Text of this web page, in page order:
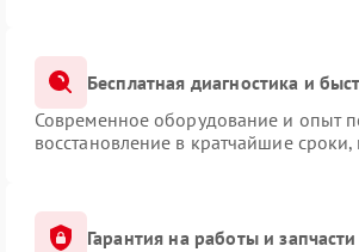
Бесплатная диагностика и
Современное оборудование и опыт
восстановление в кратчайшие
Гарантия на работы и запчасти